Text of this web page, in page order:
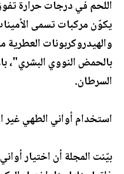
يكوّن مركبات تسمى
والهيدروكربونات
بالحمض النووي البشري"،
السرطان.
استخدام أواني الطهي غير
بيّنت المجلة أن اختيار